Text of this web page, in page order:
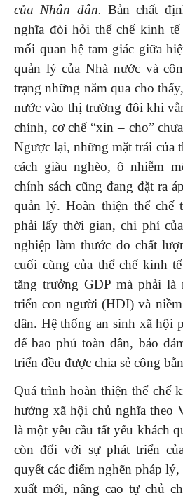
của Nhân dân. Bản chất
nghĩa đòi hỏi thể chế kinh
mối quan hệ tam giác giữa
quản lý của Nhà nước và
trạng những năm qua cho
nước vào thị trường đôi khi
chính, cơ chế “xin – cho”
Ngược lại, những mặt trái của
cách giàu nghèo, ô nhiễm
chính sách cũng đang đặt ra
quản lý. Hoàn thiện thể chế
phải lấy thời gian, chi phí
nghiệp làm thước đo chất
cuối cùng của thể chế kinh
tăng trưởng GDP mà phải là
triển con người (HDI) và
dân. Hệ thống an sinh xã hội
để bao phủ toàn dân, bảo
triển đều được chia sẻ công
Quá trình hoàn thiện thể chế
hướng xã hội chủ nghĩa
là một yêu cầu tất yếu khách
còn đối với sự phát triển
quyết các điểm nghẽn pháp
xuất mới, nâng cao tự chủ